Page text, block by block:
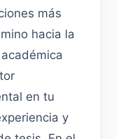
más
hacia la
en tu
y